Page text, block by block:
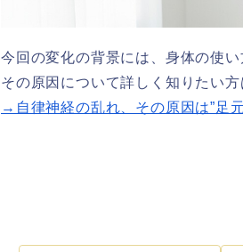
今回の変化の背景には、身体の使い
その原因について詳しく知りたい
→自律神経の乱れ、その原因は”足